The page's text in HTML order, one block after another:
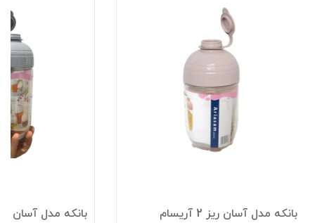
بانکه مدل آسان ریز 2 آریسام بانکه مدل آسان ریز 1